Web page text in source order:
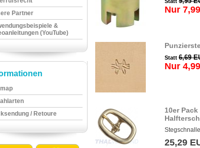
Partner
&
(YouTube)
/ Retoure
Nur
Statt 6,69
Nur
10er
25,29